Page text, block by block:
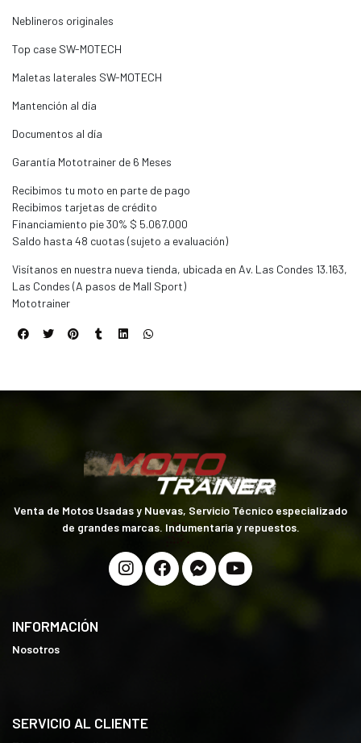
Neblineros originales
Top case SW-MOTECH
Maletas laterales SW-MOTECH
Mantención al día
Documentos al día
Garantía Mototrainer de 6 Meses
Recibimos tu moto en parte de pago
Recibimos tarjetas de crédito
Financiamiento pie 30% $ 5.067.000
Saldo hasta 48 cuotas (sujeto a evaluación)
Visítanos en nuestra nueva tienda, ubicada en Av. Las Condes 13.163,
Las Condes (A pasos de Mall Sport)
Mototrainer
Venta de Motos Usadas y Nuevas, Servicio Técnico especializado
de grandes marcas. Indumentaria y repuestos.
INFORMACIÓN
Nosotros
SERVICIO AL CLIENTE